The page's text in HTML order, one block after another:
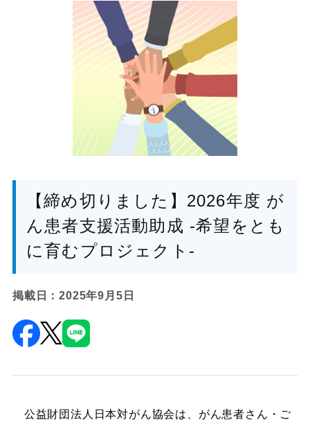
【締め切りました】2026年度 が
ん患者支援活動助成 -希望をとも
に育むプロジェクト-
掲載日：2025年9月5日
公益財団法人日本対がん協会は、がん患者さん・ご